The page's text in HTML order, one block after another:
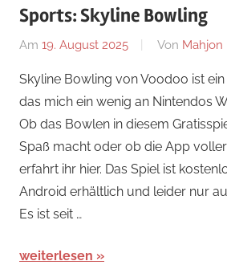
Sports: Skyline Bowling
Am 19. August 2025 Von Mahjon
Skyline Bowling von Voodoo ist
das mich ein wenig an Nintendos
Ob das Bowlen in diesem
Spaß macht oder ob die App
erfahrt ihr hier. Das Spiel ist
Android erhältlich und leider nur
Es ist seit …
weiterlesen